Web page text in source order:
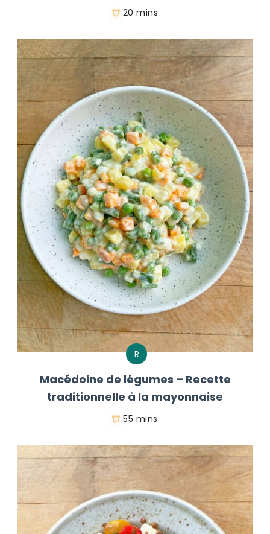
20 mins
R
Macédoine de légumes – Recette
traditionnelle à la mayonnaise
55 mins